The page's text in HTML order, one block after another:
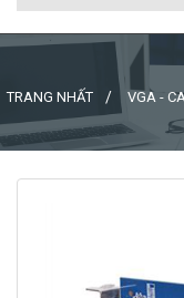
TRANG NHẤT VGA -